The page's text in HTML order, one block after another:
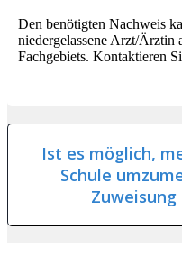
Den benötigten Nachweis
niedergelassene Arzt/Ärztin
Fachgebiets. Kontaktieren
Ist es möglich,
Schule
Zuweisung